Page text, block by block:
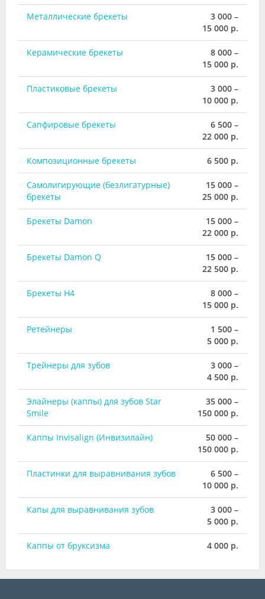
Металлические брекеты
3 000 –
15 000 р.
Керамические брекеты
8 000 –
15 000 р.
Пластиковые брекеты
3 000 –
10 000 р.
Сапфировые брекеты
6 500 –
22 000 р.
Композиционные брекеты 6 500 р.
Самолигирующие (безлигатурные)
брекеты
15 000 –
25 000 р.
Брекеты Damon
15 000 –
22 000 р.
Брекеты Damon Q
15 000 –
22 500 р.
Брекеты H4
8 000 –
15 000 р.
Ретейнеры
1 500 –
5 000 р.
Трейнеры для зубов
3 000 –
4 500 р.
Элайнеры (каппы) для зубов Star
Smile
35 000 –
150 000 р.
Каппы Invisalign (Инвизилайн)
50 000 –
150 000 р.
Пластинки для выравнивания зубов
6 500 –
10 000 р.
Капы для выравнивания зубов
3 000 –
5 000 р.
Каппы от бруксизма 4 000 р.